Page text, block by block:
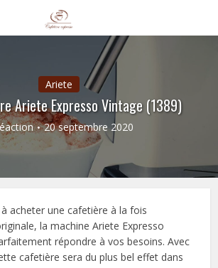
Ariete
Ariete Expresso Vintage (1389)
20 septembre 2020
acheter une cafetière à la fois
la machine Ariete Expresso
répondre à vos besoins. Avec
cafetière sera du plus bel effet dans